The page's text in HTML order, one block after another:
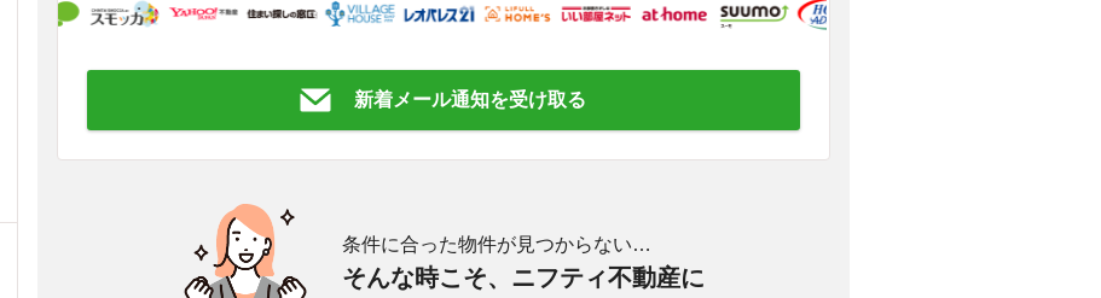
新着メール通知を受け取る
条件に合った物件が見つからない…
そんな時こそ、ニフティ不動産に